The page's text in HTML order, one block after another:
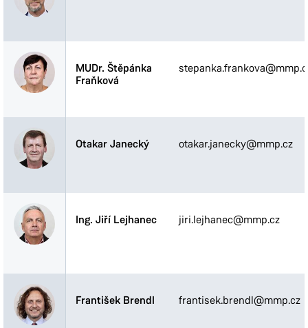
MUDr. Štěpánka
Fraňková
Otakar Janecký otakar.janecky@mmp.cz
Ing. Jiří Lejhanec jiri.lejhanec@mmp.cz
František Brendl frantisek.brendl@mmp.cz